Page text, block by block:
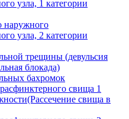
узла, 1 категории
наружного
узла, 2 категории
трещины (девульсия
блокада)
бахромок
свища 1
свища в